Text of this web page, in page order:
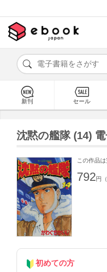
新刊 セール
沈黙の艦隊 (14)
この作品
792 円
初めての方